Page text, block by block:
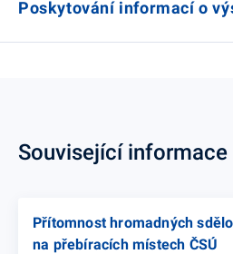
Poskytování informací o
Související informace
Přítomnost hromadných
na přebíracích místech ČSÚ